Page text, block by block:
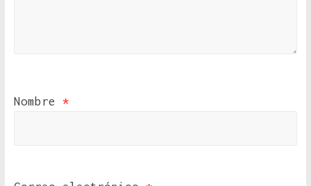
Nombre *